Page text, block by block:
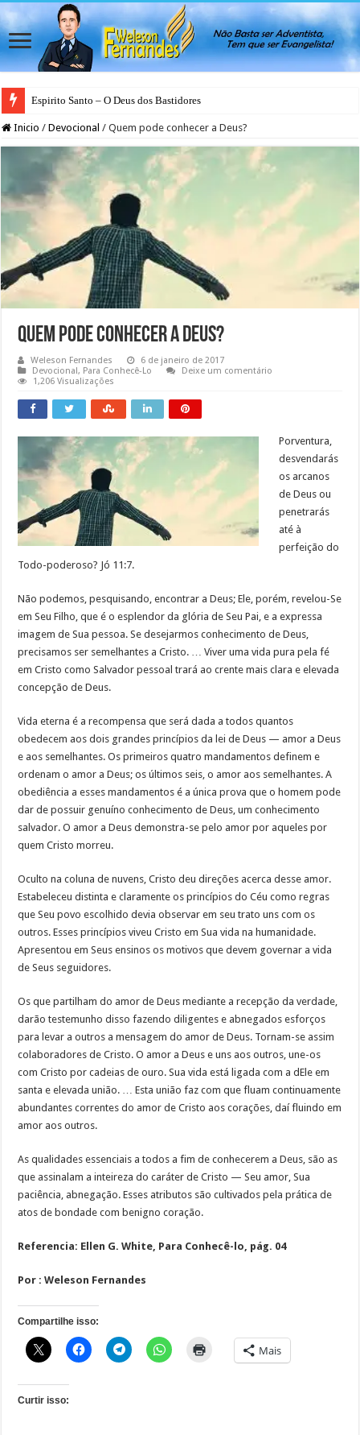
Espirito Santo – O Deus dos Bastidores
Inicio / Devocional / Quem pode conhecer a Deus?
Quem pode conhecer a Deus?
Weleson Fernandes
6 de janeiro de 2017
Devocional, Para Conhecê-Lo
Deixe um comentário
1,206 Visualizações
Porventura,
desvendarás
os arcanos
de Deus ou
penetrarás
até à
perfeição do
Todo-poderoso? Jó 11:7.
Não podemos, pesquisando, encontrar a Deus; Ele, porém, revelou-Se
em Seu Filho, que é o esplendor da glória de Seu Pai, e a expressa
imagem de Sua pessoa. Se desejarmos conhecimento de Deus,
precisamos ser semelhantes a Cristo. … Viver uma vida pura pela fé
em Cristo como Salvador pessoal trará ao crente mais clara e elevada
concepção de Deus.
Vida eterna é a recompensa que será dada a todos quantos
obedecem aos dois grandes princípios da lei de Deus — amor a Deus
e aos semelhantes. Os primeiros quatro mandamentos definem e
ordenam o amor a Deus; os últimos seis, o amor aos semelhantes. A
obediência a esses mandamentos é a única prova que o homem pode
dar de possuir genuíno conhecimento de Deus, um conhecimento
salvador. O amor a Deus demonstra-se pelo amor por aqueles por
quem Cristo morreu.
Oculto na coluna de nuvens, Cristo deu direções acerca desse amor.
Estabeleceu distinta e claramente os princípios do Céu como regras
que Seu povo escolhido devia observar em seu trato uns com os
outros. Esses princípios viveu Cristo em Sua vida na humanidade.
Apresentou em Seus ensinos os motivos que devem governar a vida
de Seus seguidores.
Os que partilham do amor de Deus mediante a recepção da verdade,
darão testemunho disso fazendo diligentes e abnegados esforços
para levar a outros a mensagem do amor de Deus. Tornam-se assim
colaboradores de Cristo. O amor a Deus e uns aos outros, une-os
com Cristo por cadeias de ouro. Sua vida está ligada com a dEle em
santa e elevada união. … Esta união faz com que fluam continuamente
abundantes correntes do amor de Cristo aos corações, daí fluindo em
amor aos outros.
As qualidades essenciais a todos a fim de conhecerem a Deus, são as
que assinalam a inteireza do caráter de Cristo — Seu amor, Sua
paciência, abnegação. Esses atributos são cultivados pela prática de
atos de bondade com benigno coração.
Referencia: Ellen G. White, Para Conhecê-lo, pág. 04
Por : Weleson Fernandes
Compartilhe isso:
Mais
Curtir isso: